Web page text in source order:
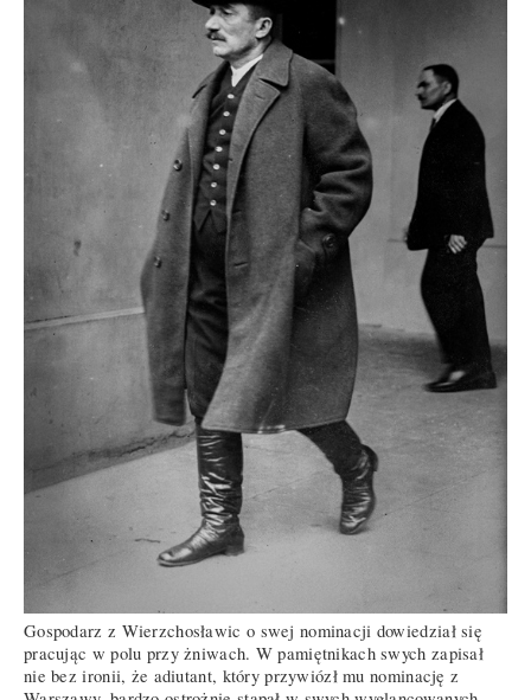
Gospodarz z Wierzchosławic o swej nominacji dowiedział się
pracując w polu przy żniwach. W pamiętnikach swych zapisał
nie bez ironii, że adiutant, który przywiózł mu nominację z